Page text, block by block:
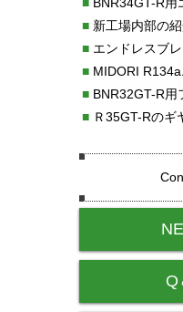
■BNR34GT-R用エアコンエ
■新工場内部の
■エンドレスブレーキ
■MIDORI R134aエアコ
■BNR32GT-R用フューエル
■Ｒ35GT-Rのギヤが2速
Q